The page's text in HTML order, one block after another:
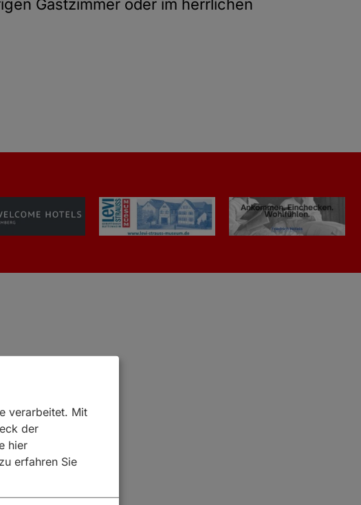
Gastzimmer oder im herrlichen
verarbeitet. Mit
der
hier
erfahren Sie